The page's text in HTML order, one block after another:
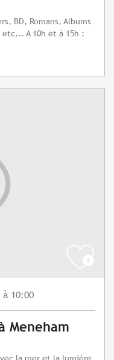
BD, Romans, Albums
A 10h et à 15h :
à 10:00
Meneham